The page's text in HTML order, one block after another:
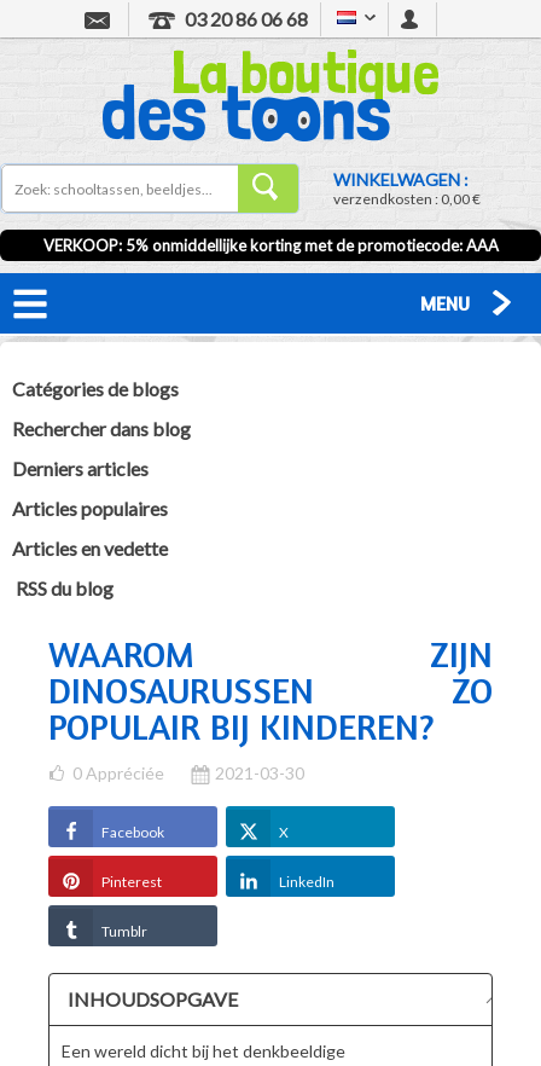
03 20 86 06 68
WINKELWAGEN :
verzendkosten :0,00 €
VERKOOP: 5% onmiddellijke korting met de promotiecode:AAA
MENU
Catégories de blogs
Rechercher dans blog
Derniers articles
Articles populaires
Articles en vedette
RSS du blog
WAAROM ZIJN
DINOSAURUSSEN ZO
POPULAIR BIJ KINDEREN?
0 Appréciée 2021-03-30
Facebook X
Pinterest LinkedIn
Tumblr
INHOUDSOPGAVE
Een wereld dicht bij het denkbeeldige